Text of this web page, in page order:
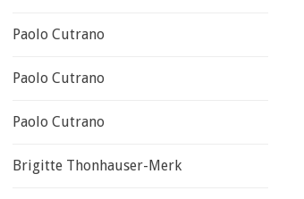
Paolo Cutrano
Paolo Cutrano
Paolo Cutrano
Brigitte Thonhauser-Merk